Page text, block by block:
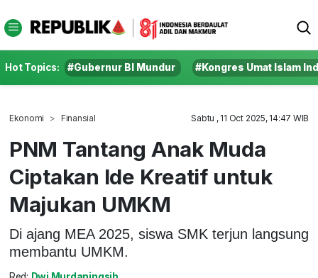
Hot Topics: #Gubernur BI Mundur #Kongres Umat Islam
Ekonomi Finansial Sabtu , 11 Oct 2025, 14:47 WIB
PNM Tantang Anak Muda
Ciptakan Ide Kreatif untuk
Majukan UMKM
Di ajang MEA 2025, siswa SMK terjun langsung
membantu UMKM.